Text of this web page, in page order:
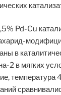
Pd-Cu
в
2 в мягких
температура